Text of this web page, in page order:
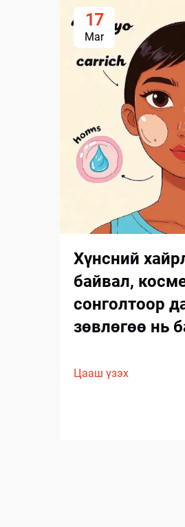
17
Mar
Хүнсний
байвал,
сонголтоор
зөвлөгөө нь
Цааш үзэх